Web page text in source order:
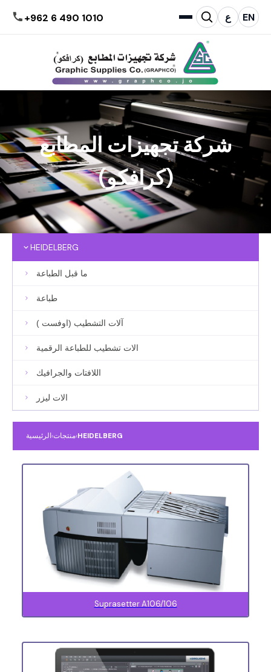
+962 6 490 1010 EN ع
شركة تجهيزات المطابع
(كرافكو)
HEIDELBERG
ما قبل الطباعة
طباعة
آلات التشطيب (اوفست )
الات تشطيب للطباعة الرقمية
اللافتات والجرافيك
الات ليزر
الرئيسية›منتجات›HEIDELBERG
Suprasetter A106/106